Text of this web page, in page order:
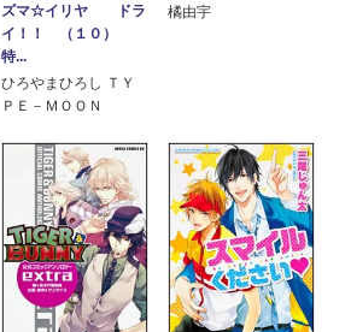
ズマ☆イリヤ ドラ
イ！！ （１０）
特...
ひろやまひろし ＴＹ
ＰＥ－ＭＯＯＮ
橘由宇